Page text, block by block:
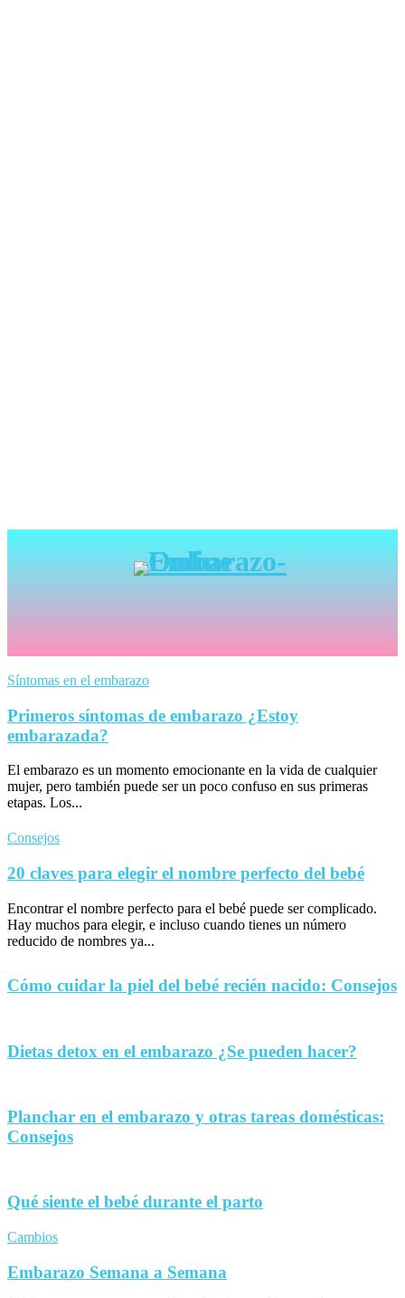
Síntomas en el embarazo
Primeros síntomas de embarazo ¿Estoy
embarazada?
El embarazo es un momento emocionante en la vida de cualquier
mujer, pero también puede ser un poco confuso en sus primeras
etapas. Los...
Consejos
20 claves para elegir el nombre perfecto del bebé
Encontrar el nombre perfecto para el bebé puede ser complicado.
Hay muchos para elegir, e incluso cuando tienes un número
reducido de nombres ya...
Cómo cuidar la piel del bebé recién nacido: Consejos
Dietas detox en el embarazo ¿Se pueden hacer?
Planchar en el embarazo y otras tareas domésticas:
Consejos
Qué siente el bebé durante el parto
Cambios
Embarazo Semana a Semana